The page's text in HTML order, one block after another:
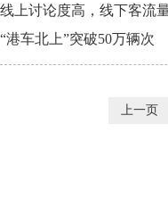
线上讨论度高，线下客流
“港车北上”突破50万辆次
上一页